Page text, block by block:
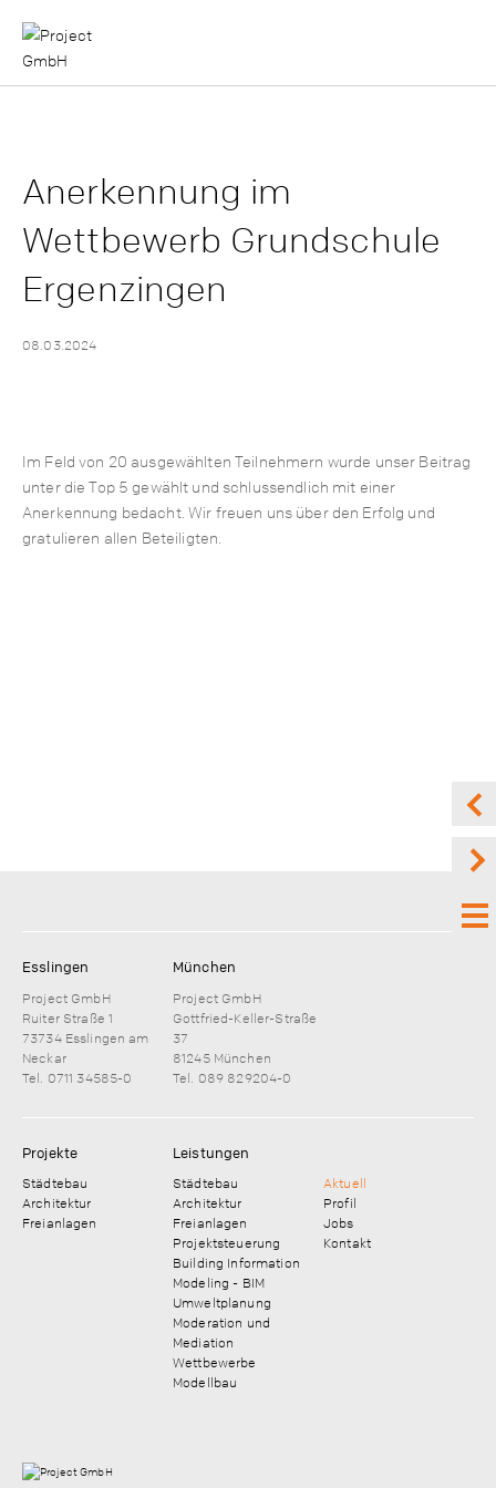
Anerkennung im
Wettbewerb Grundschule
Ergenzingen
08.03.2024
Im Feld von 20 ausgewählten Teilnehmern wurde unser Beitrag
unter die Top 5 gewählt und schlussendlich mit einer
Anerkennung bedacht. Wir freuen uns über den Erfolg und
gratulieren allen Beteiligten.
Esslingen
Project GmbH
Ruiter Straße 1
73734 Esslingen am
Neckar
Tel. 0711 34585-0
München
Project GmbH
Gottfried-Keller-Straße
37
81245 München
Tel. 089 829204-0
Projekte
Städtebau
Architektur
Freianlagen
Leistungen
Städtebau
Architektur
Freianlagen
Projektsteuerung
Building Information
Modeling - BIM
Umweltplanung
Moderation und
Mediation
Wettbewerbe
Modellbau
Aktuell
Profil
Jobs
Kontakt